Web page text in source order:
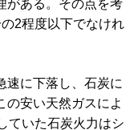
がある。その点を考
2程度以下でなけれ
に下落し、石炭に
の安い天然ガスによ
ていた石炭火力はシ